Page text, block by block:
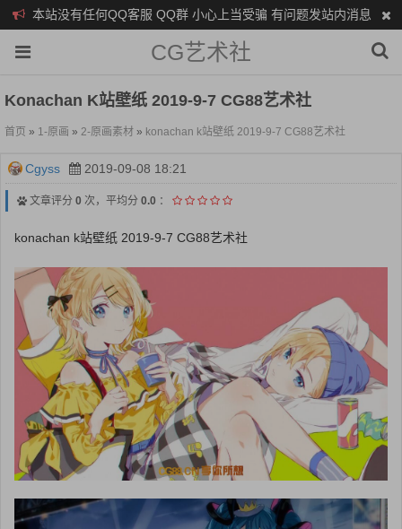
本站没有任何QQ客服 QQ群 小心上当受骗 有问题发站内消息
CG艺术社
Konachan K站壁纸 2019-9-7 CG88艺术社
首页 » 1-原画 » 2-原画素材 » konachan k站壁纸 2019-9-7 CG88艺术社
Cgyss 2019-09-08 18:21
文章评分 0 次，平均分 0.0 ：
konachan k站壁纸 2019-9-7 CG88艺术社